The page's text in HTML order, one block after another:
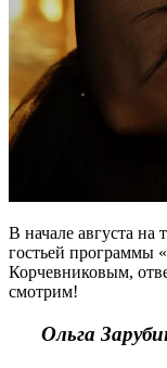
В начале августа на
гостьей программы
Корчевниковым,
смотрим!
Ольга